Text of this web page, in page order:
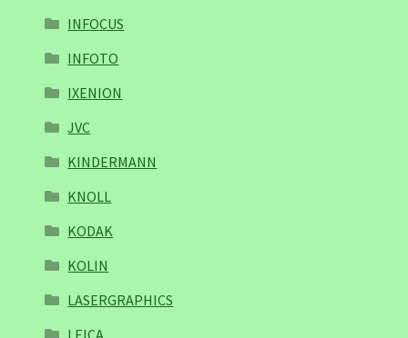
INFOCUS
INFOTO
IXENION
JVC
KINDERMANN
KNOLL
KODAK
KOLIN
LASERGRAPHICS